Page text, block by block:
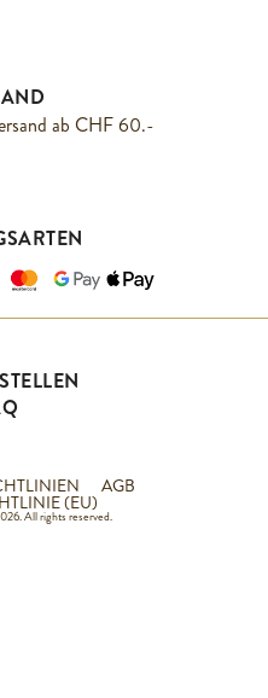
ab CHF 60.-
AGB
(EU)
All rights reserved.